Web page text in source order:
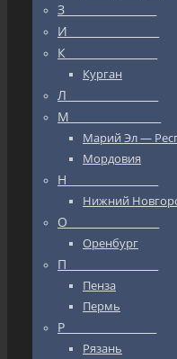
З_________________
И_________________
К_________________
Курган
Л_________________
М_________________
Марий Эл —
Мордовия
Н_________________
Нижний
О_________________
Оренбург
П_________________
Пенза
Пермь
Р_________________
Рязань